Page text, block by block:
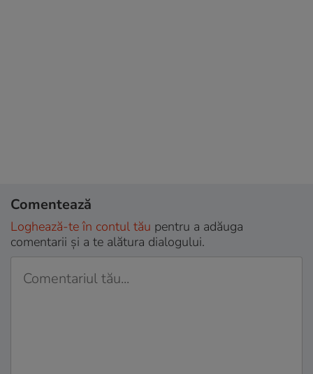
Comentează
Loghează-te în contul tău pentru a adăuga
comentarii și a te alătura dialogului.